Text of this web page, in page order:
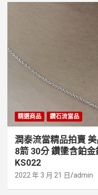
精選商品 鑽石流當品
潤泰流當精品拍賣
8箭 30分 鑽墬含鉑
KS022
2022 年 3 月 21 日 admin